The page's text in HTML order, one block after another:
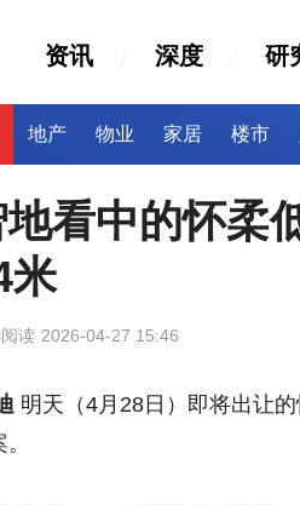
资讯 深度 研
地产 物业 家居 楼市
看中的怀柔
米
读 2026-04-27 15:46
明天（4月28日）即将出让